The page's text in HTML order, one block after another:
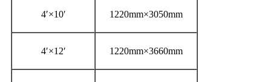
4′×10′ 1220mm×3050mm
4′×12′ 1220mm×3660mm